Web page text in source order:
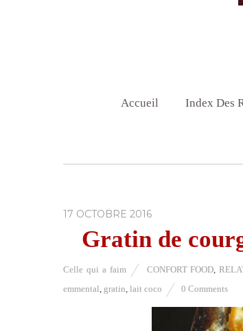
Accueil Index Des
17 OCTOBRE 2016
Gratin de
Celle qui a faim CONFORT FOOD,
emmental, gratin, lait coco 0 Comments